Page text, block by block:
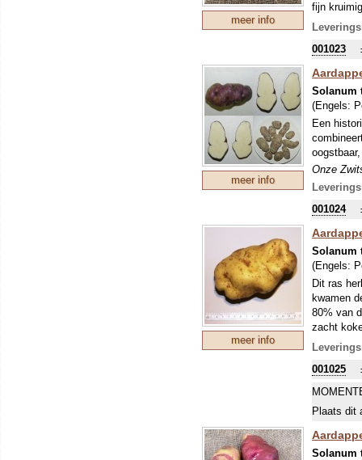
meer info
fijn
knollen
met de
Onze
maakt er
ons
beleven.
normale
uitplanten
001023
meer info
Solanum
(Engels:
Een
Onze
maakt er
beleven.
normale
uitplanten
001024
meer info
Solanum
(Engels:
Dit ras
kwamen
80% van
zacht
met
Onze
maakt er
beleven.
normale
uitplanten
001025
Plaats dit
Solanum